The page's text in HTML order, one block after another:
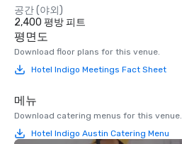
공간 (야외)
2,400 평방 피트
평면도
Download floor plans for this venue.
Hotel Indigo Meetings Fact Sheet
메뉴
Download catering menus for this venue.
Hotel Indigo Austin Catering Menu